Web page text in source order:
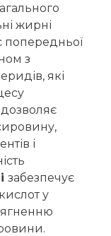
жирні
попередньої
з
які
дозволяє
і
забезпечує
у